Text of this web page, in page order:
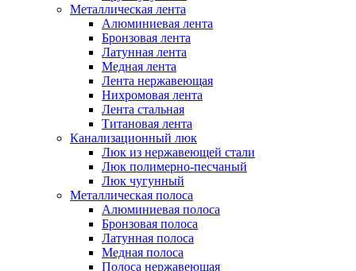
Металлическая лента
Алюминиевая лента
Бронзовая лента
Латунная лента
Медная лента
Лента нержавеющая
Нихромовая лента
Лента стальная
Титановая лента
Канализационный люк
Люк из нержавеющей стали
Люк полимерно-песчаный
Люк чугунный
Металлическая полоса
Алюминиевая полоса
Бронзовая полоса
Латунная полоса
Медная полоса
Полоса нержавеющая